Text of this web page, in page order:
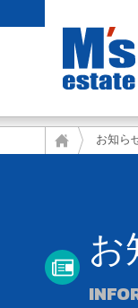
お知ら
お